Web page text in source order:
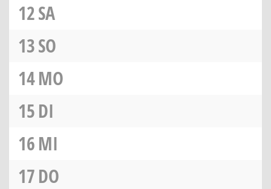
12SA
13SO
14MO
15DI
16MI
17DO